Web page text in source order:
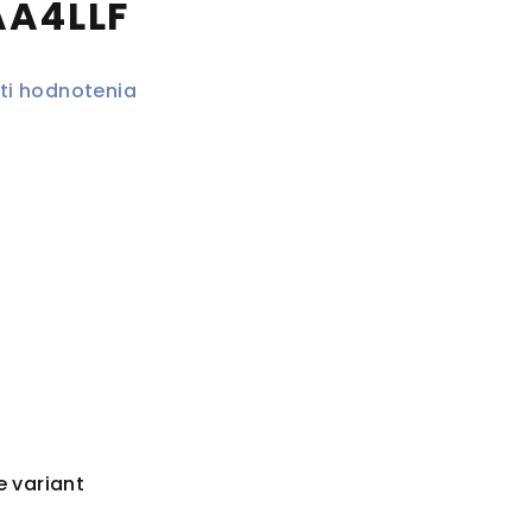
hodnotenia
variant